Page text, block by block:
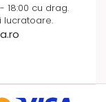
18:00 cu drag.
lucratoare.